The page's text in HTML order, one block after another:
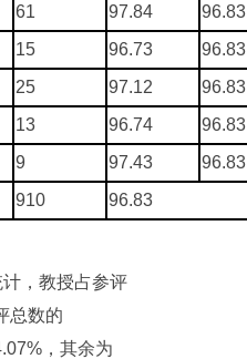
61 97.84
96.83
15 96.73
96.83
25 97.12
96.83
13 96.74
96.83
9 97.43
96.83
910 96.83
，教授占参评
总数的
，其余为